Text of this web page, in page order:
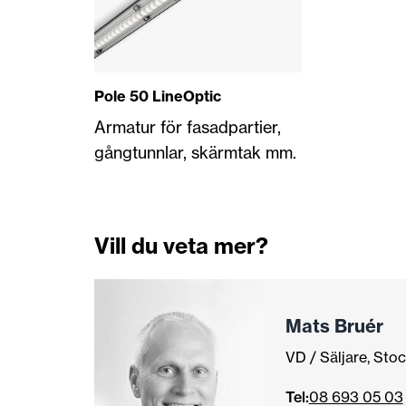
Pole 50 LineOptic
Armatur för fasadpartier,
gångtunnlar, skärmtak mm.
Vill du veta mer?
Mats Bruér
VD / Säljare,
Tel:08 693 05 03